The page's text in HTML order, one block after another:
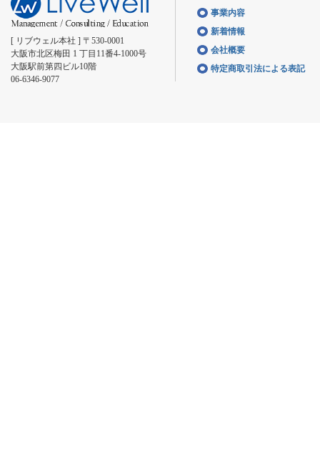
[ リブウェル本社 ] 〒530-0001
大阪市北区梅田 1 丁目11番4-1000号
大阪駅前第四ビル10階
06-6346-9077
事業内容
新着情報
会社概要
特定商取引法による表記